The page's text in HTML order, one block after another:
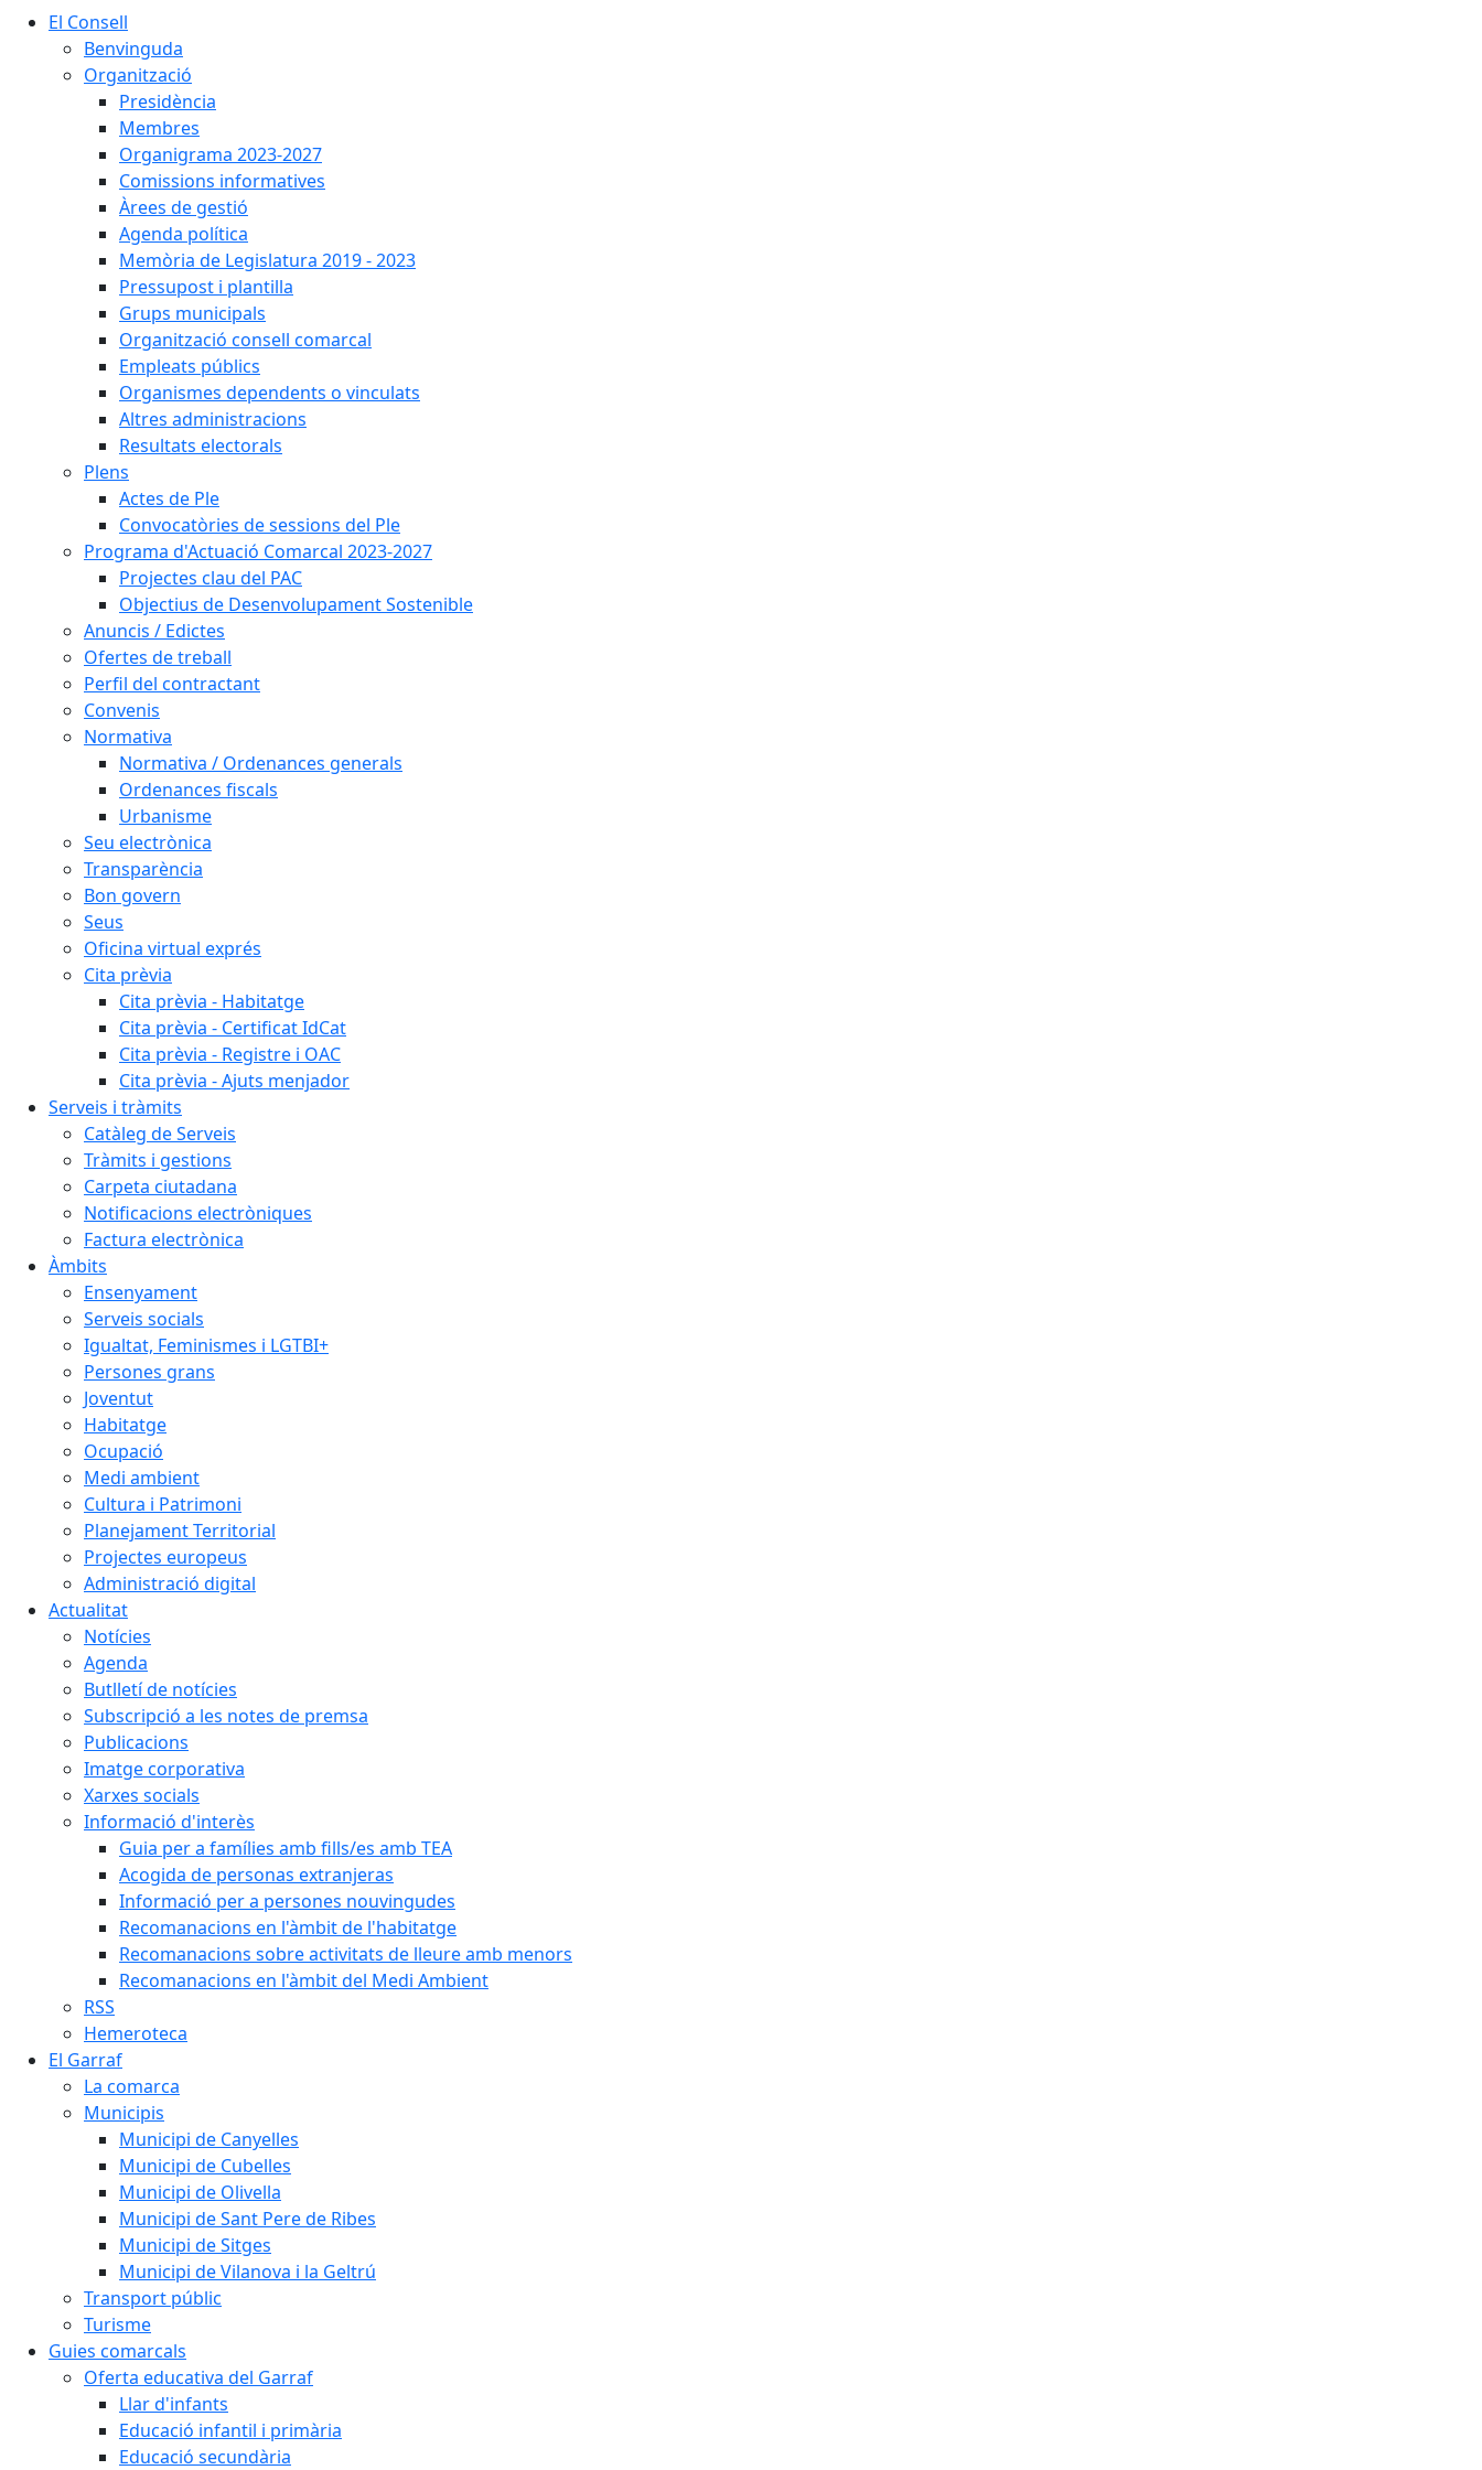
El Consell
Benvinguda
Organització
Presidència
Membres
Organigrama 2023-2027
Comissions informatives
Àrees de gestió
Agenda política
Memòria de Legislatura 2019 - 2023
Pressupost i plantilla
Grups municipals
Organització consell comarcal
Empleats públics
Organismes dependents o vinculats
Altres administracions
Resultats electorals
Plens
Actes de Ple
Convocatòries de sessions del Ple
Programa d'Actuació Comarcal 2023-2027
Projectes clau del PAC
Objectius de Desenvolupament Sostenible
Anuncis / Edictes
Ofertes de treball
Perfil del contractant
Convenis
Normativa
Normativa / Ordenances generals
Ordenances fiscals
Urbanisme
Seu electrònica
Transparència
Bon govern
Seus
Oficina virtual exprés
Cita prèvia
Cita prèvia - Habitatge
Cita prèvia - Certificat IdCat
Cita prèvia - Registre i OAC
Cita prèvia - Ajuts menjador
Serveis i tràmits
Catàleg de Serveis
Tràmits i gestions
Carpeta ciutadana
Notificacions electròniques
Factura electrònica
Àmbits
Ensenyament
Serveis socials
Igualtat, Feminismes i LGTBI+
Persones grans
Joventut
Habitatge
Ocupació
Medi ambient
Cultura i Patrimoni
Planejament Territorial
Projectes europeus
Administració digital
Actualitat
Notícies
Agenda
Butlletí de notícies
Subscripció a les notes de premsa
Publicacions
Imatge corporativa
Xarxes socials
Informació d'interès
Guia per a famílies amb fills/es amb TEA
Acogida de personas extranjeras
Informació per a persones nouvingudes
Recomanacions en l'àmbit de l'habitatge
Recomanacions sobre activitats de lleure amb menors
Recomanacions en l'àmbit del Medi Ambient
RSS
Hemeroteca
El Garraf
La comarca
Municipis
Municipi de Canyelles
Municipi de Cubelles
Municipi de Olivella
Municipi de Sant Pere de Ribes
Municipi de Sitges
Municipi de Vilanova i la Geltrú
Transport públic
Turisme
Guies comarcals
Oferta educativa del Garraf
Llar d'infants
Educació infantil i primària
Educació secundària